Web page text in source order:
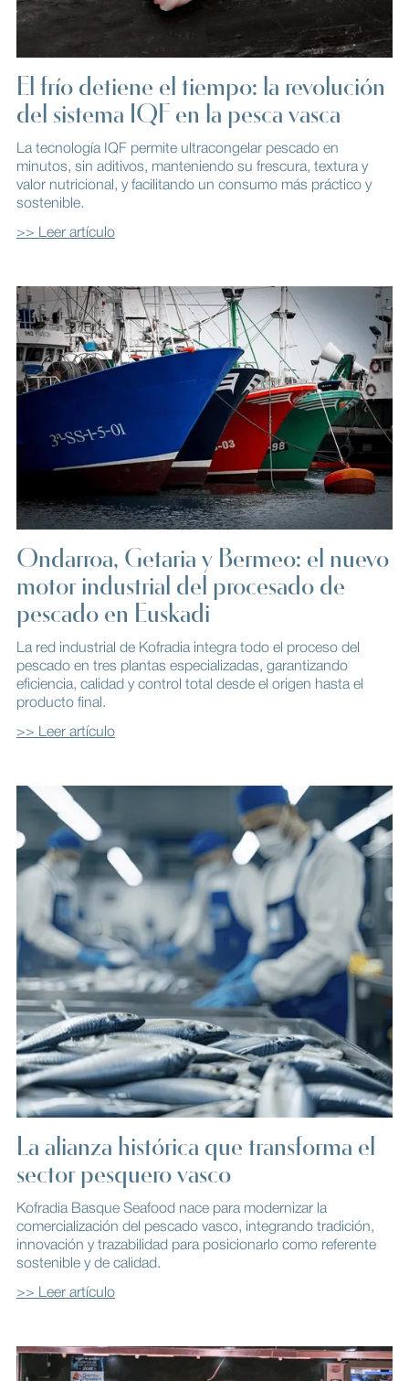
El frío detiene el tiempo: la revolución
del sistema IQF en la pesca vasca
La tecnología IQF permite ultracongelar pescado en
minutos, sin aditivos, manteniendo su frescura, textura y
valor nutricional, y facilitando un consumo más práctico y
sostenible.
>> Leer artículo
Ondarroa, Getaria y Bermeo: el nuevo
motor industrial del procesado de
pescado en Euskadi
La red industrial de Kofradia integra todo el proceso del
pescado en tres plantas especializadas, garantizando
eficiencia, calidad y control total desde el origen hasta el
producto final.
>> Leer artículo
La alianza histórica que transforma el
sector pesquero vasco
Kofradia Basque Seafood nace para modernizar la
comercialización del pescado vasco, integrando tradición,
innovación y trazabilidad para posicionarlo como referente
sostenible y de calidad.
>> Leer artículo